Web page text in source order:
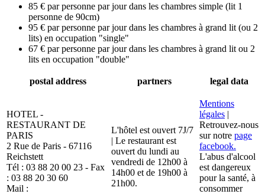
85 € par personne par jour dans les chambres simple (lit 1
personne de 90cm)
95 € par personne par jour dans les chambres à grand lit (ou 2
lits) en occupation "single"
67 € par personne par jour dans les chambres à grand lit ou 2
lits en occupation "double"
postal address partners legal data
HOTEL -
RESTAURANT DE
PARIS
2 Rue de Paris - 67116
Reichstett
Tél : 03 88 20 00 23 - Fax
: 03 88 20 30 60
Mail :
L'hôtel est ouvert 7J/7
| Le restaurant est
ouvert du lundi au
vendredi de 12h00 à
14h00 et de 19h00 à
21h00.
Mentions
légales |
Retrouvez-nous
sur notre page
facebook.
L'abus d'alcool
est dangereux
pour la santé, à
consommer